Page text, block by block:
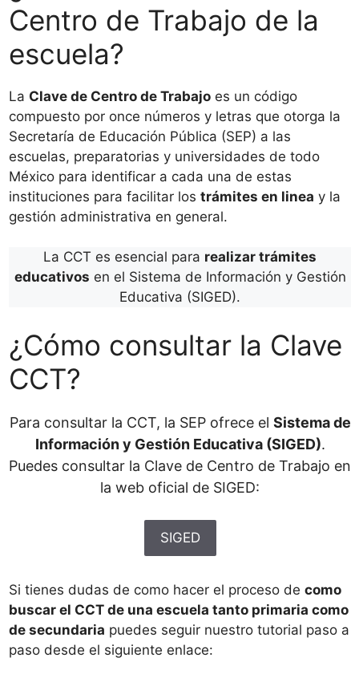
Centro de Trabajo de la
escuela?
La Clave de Centro de Trabajo es un código
compuesto por once números y letras que otorga la
Secretaría de Educación Pública (SEP) a las
escuelas, preparatorias y universidades de todo
México para identificar a cada una de estas
instituciones para facilitar los trámites en linea y la
gestión administrativa en general.
La CCT es esencial para realizar trámites
educativos en el Sistema de Información y Gestión
Educativa (SIGED).
¿Cómo consultar la Clave
CCT?
Para consultar la CCT, la SEP ofrece el Sistema de
Información y Gestión Educativa (SIGED).
Puedes consultar la Clave de Centro de Trabajo en
la web oficial de SIGED:
SIGED
Si tienes dudas de como hacer el proceso de como
buscar el CCT de una escuela tanto primaria como
de secundaria puedes seguir nuestro tutorial paso a
paso desde el siguiente enlace: